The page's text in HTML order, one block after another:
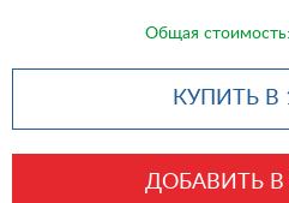
Общая стоимость:
КУПИТЬ В
ДОБАВИТЬ В